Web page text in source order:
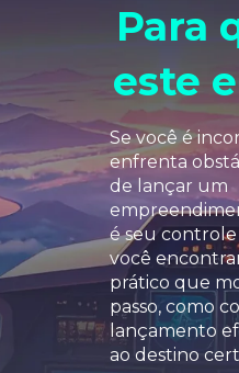
Para
este
Se você é
enfrenta
de lançar um
é seu
você
prático que
passo, como
lançamento
ao destino